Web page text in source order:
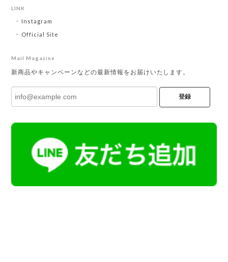
LINK
Instagram
Official Site
Mail Magazine
新商品やキャンペーンなどの最新情報をお届けいたします。
登録